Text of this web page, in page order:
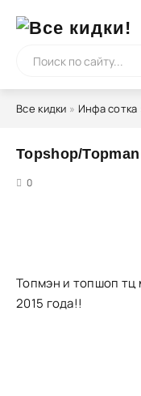
Все кидки » Инфа сотка
Topshop/
0
Топмэн и топшоп тц
2015 года!!